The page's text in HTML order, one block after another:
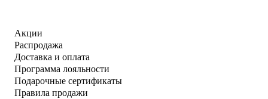
Акции
Распродажа
Доставка и оплата
Программа лояльности
Подарочные сертификаты
Правила продажи